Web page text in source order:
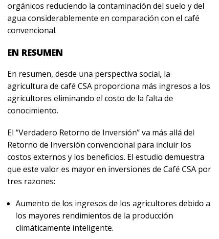
orgánicos reduciendo la contaminación del suelo y del
agua considerablemente en comparación con el café
convencional.
EN RESUMEN
En resumen, desde una perspectiva social, la
agricultura de café CSA proporciona más ingresos a los
agricultores eliminando el costo de la falta de
conocimiento.
El “Verdadero Retorno de Inversión” va más allá del
Retorno de Inversión convencional para incluir los
costos externos y los beneficios. El estudio demuestra
que este valor es mayor en inversiones de Café CSA por
tres razones:
Aumento de los ingresos de los agricultores debido a
los mayores rendimientos de la producción
climáticamente inteligente.